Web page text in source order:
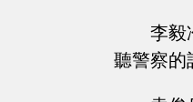
李毅
聽警察的